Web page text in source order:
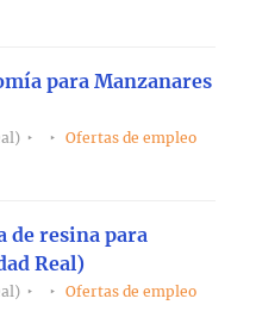
para Manzanares
Ofertas de empleo
de resina para
Real)
Ofertas de empleo